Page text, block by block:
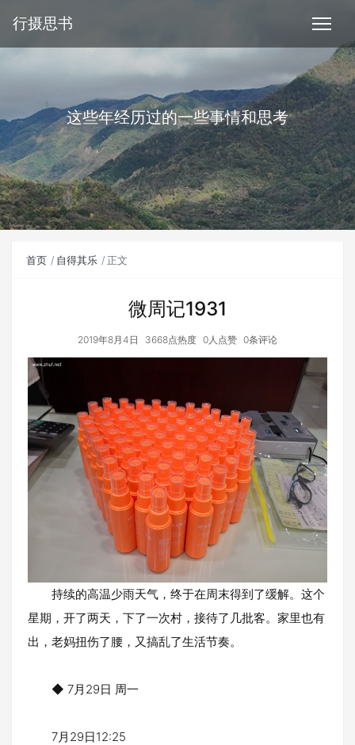
行摄思书
这些年经历过的一些事情和思考
首页 自得其乐 正文
微周记1931
2019年8月4日 3668点热度 0人点赞 0条评论
持续的高温少雨天气，终于在周末得到了缓解。这个
星期，开了两天，下了一次村，接待了几批客。家里也有
出，老妈扭伤了腰，又搞乱了生活节奏。
◆ 7月29日 周一
7月29日12:25